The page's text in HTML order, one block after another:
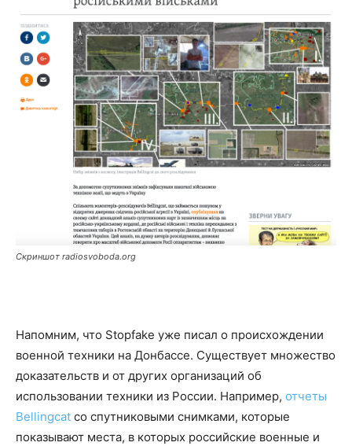
Скриншот radiosvoboda.org
Напомним, что Stopfake уже писал о происхождении
военной техники на Донбассе. Существует множество
доказательств и от других организаций об
использовании техники из России. Например, отчеты
Bellingcat со спутниковыми снимками, которые
показывают места, в которых российские военные и